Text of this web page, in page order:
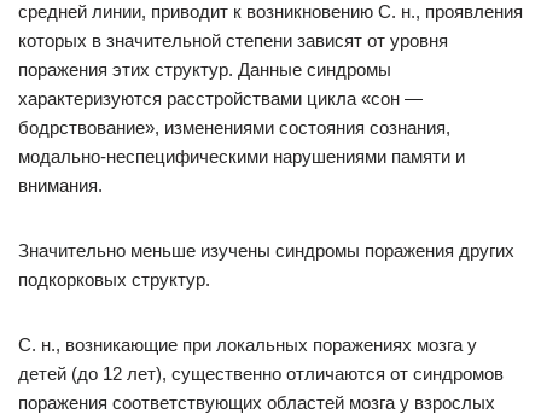
средней линии, приводит к возникновению С. н., проявления
которых в значительной степени зависят от уровня
поражения этих структур. Данные синдромы
характеризуются расстройствами цикла «сон —
бодрствование», изменениями состояния сознания,
модально-неспецифическими нарушениями памяти и
внимания.
Значительно меньше изучены синдромы поражения других
подкорковых структур.
С. н., возникающие при локальных поражениях мозга у
детей (до 12 лет), существенно отличаются от синдромов
поражения соответствующих областей мозга у взрослых